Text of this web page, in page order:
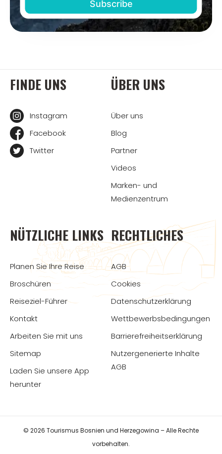
FINDE UNS
Instagram
Facebook
Twitter
ÜBER UNS
Über uns
Blog
Partner
Videos
Marken- und
Medienzentrum
NÜTZLICHE LINKS
Planen Sie Ihre Reise
Broschüren
Reiseziel-Führer
Kontakt
Arbeiten Sie mit uns
Sitemap
Laden Sie unsere App
herunter
RECHTLICHES
AGB
Cookies
Datenschutzerklärung
Wettbewerbsbedingungen
Barrierefreiheitserklärung
Nutzergenerierte Inhalte
AGB
© 2026 Tourismus Bosnien und Herzegowina – Alle Rechte
vorbehalten.